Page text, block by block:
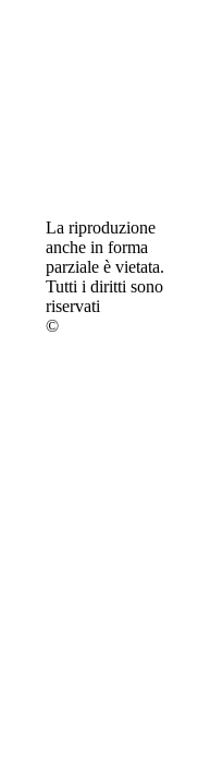
La riproduzione
anche in forma
parziale è vietata.
Tutti i diritti sono
riservati
©